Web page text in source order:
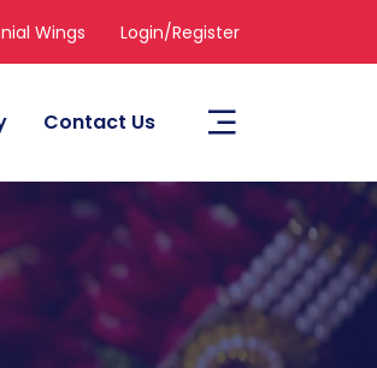
Wings Login/Register
Contact Us